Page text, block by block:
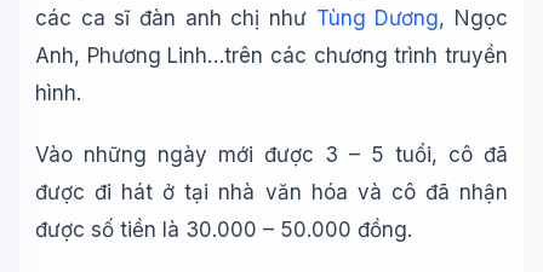
các ca sĩ đàn anh chị như Tùng Dương, Ngọc
Anh, Phương Linh…trên các chương trình truyền
hình.
Vào những ngày mới được 3 – 5 tuổi, cô đã
được đi hát ở tại nhà văn hóa và cô đã nhận
được số tiền là 30.000 – 50.000 đồng.